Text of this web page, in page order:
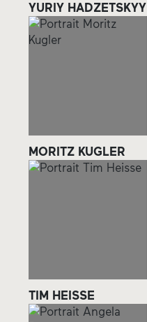
YURIY HADZETSKYY
MORITZ KUGLER
TIM HEISSE